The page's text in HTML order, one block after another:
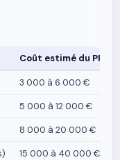
Coût estimé du PPT
3 000 à 6 000 €
5 000 à 12 000 €
8 000 à 20 000 €
15 000 à 40 000 €